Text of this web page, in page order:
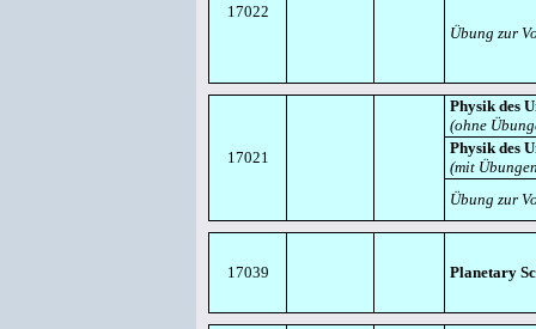
17022
Übung zur
17021
Physik des
(ohne
Physik des
(mit
Übung zur
17039 Planetary